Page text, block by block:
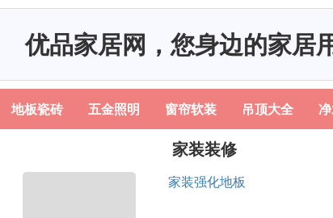
优品家居网，您身边的家居
地板瓷砖 五金照明 窗帘软装 吊顶大全
家装装修
家装强化地板